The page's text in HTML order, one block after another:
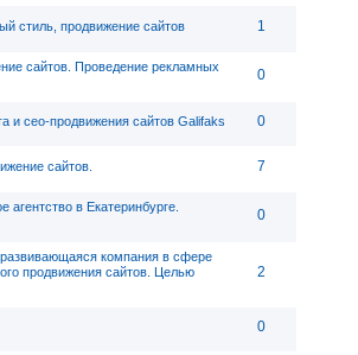
стиль, продвижение сайтов 1
сайтов. Проведение рекламных
0
и сео-продвижения сайтов Galifaks 0
сайтов. 7
агентство в Екатеринбурге.
0
компания в сфере
продвижения сайтов. Целью
2
0